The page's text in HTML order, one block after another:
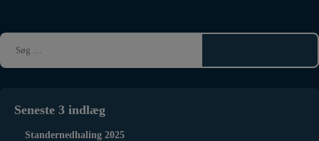
Seneste 3 indlæg
Standernedhaling 2025